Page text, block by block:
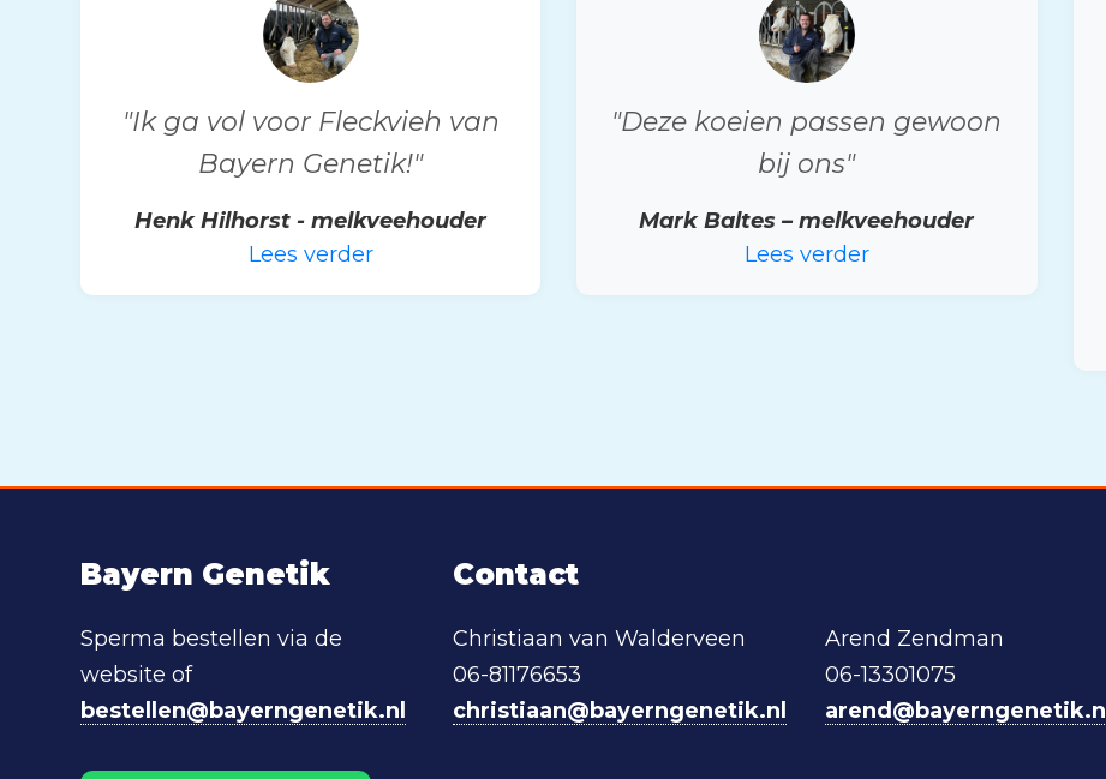
"Ik ga vol voor Fleckvieh van
Bayern Genetik!"
Henk Hilhorst - melkveehouder
Lees verder
"Deze koeien passen gewoon
bij ons"
Mark Baltes – melkveehouder
Lees verder
Bayern Genetik
Sperma bestellen via de
website of
bestellen@bayerngenetik.nl
Contact
Christiaan van Walderveen
06-81176653
christiaan@bayerngenetik.nl
Arend Zendman
06-13301075
arend@bayerngenetik.nl